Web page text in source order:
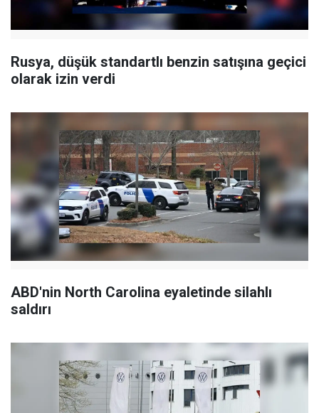
Rusya, düşük standartlı benzin satışına geçici
olarak izin verdi
ABD'nin North Carolina eyaletinde silahlı
saldırı